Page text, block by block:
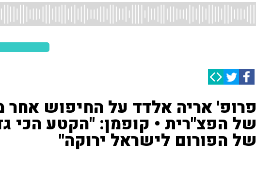
פרופ' אריה אלדד על החיפוש אחר
של הפצ"רית • קופמן: "הקטע הכי
של הפורום לישראל ירוקה"